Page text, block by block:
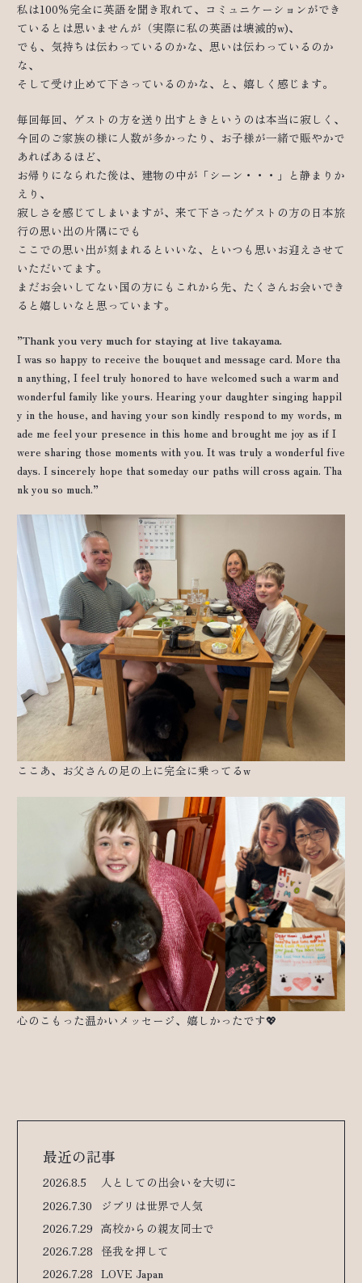
私は100％完全に英語を聞き取れて、コミュニケーションができ
ているとは思いませんが（実際に私の英語は壊滅的w)、
でも、気持ちは伝わっているのかな、思いは伝わっているのか
な、
そして受け止めて下さっているのかな、と、嬉しく感じます。
毎回毎回、ゲストの方を送り出すときというのは本当に寂しく、
今回のご家族の様に人数が多かったり、お子様が一緒で賑やかで
あればあるほど、
お帰りになられた後は、建物の中が「シーン・・・」と静まりか
えり、
寂しさを感じてしまいますが、来て下さったゲストの方の日本旅
行の思い出の片隅にでも
ここでの思い出が刻まれるといいな、といつも思いお迎えさせて
いただいてます。
まだお会いしてない国の方にもこれから先、たくさんお会いでき
ると嬉しいなと思っています。
”Thank you very much for staying at live takayama.
I was so happy to receive the bouquet and message card. More tha
n anything, I feel truly honored to have welcomed such a warm and
wonderful family like yours. Hearing your daughter singing happil
y in the house, and having your son kindly respond to my words, m
ade me feel your presence in this home and brought me joy as if I
were sharing those moments with you. It was truly a wonderful five
days. I sincerely hope that someday our paths will cross again. Tha
nk you so much.”
ここあ、お父さんの足の上に完全に乗ってるw
心のこもった温かいメッセージ、嬉しかったです💖
最近の記事
2026.8.5
人としての出会いを大切に
2026.7.30
ジブリは世界で人気
2026.7.29 高校からの親友同士で
2026.7.28 怪我を押して
2026.7.28 LOVE Japan